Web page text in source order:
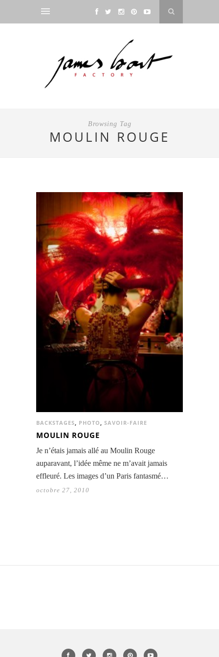
Browsing Tag
MOULIN ROUGE
BACKSTAGES, PHOTO, SAVOIR-FAIRE
MOULIN ROUGE
Je n’étais jamais allé au Moulin Rouge
auparavant, l’idée même ne m’avait jamais
effleuré. Les images d’un Paris fantasmé…
octobre 27, 2010